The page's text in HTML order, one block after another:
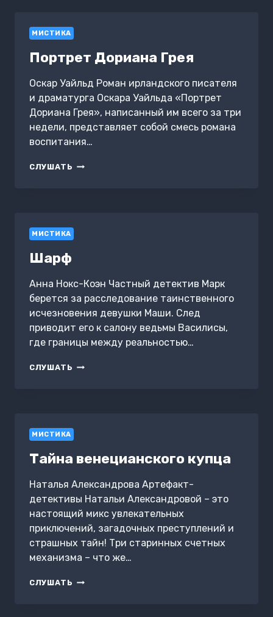
МИСТИКА
Портрет Дориана Грея
Оскар Уайльд Роман ирландского писателя
и драматурга Оскара Уайльда «Портрет
Дориана Грея», написанный им всего за три
недели, представляет собой смесь романа
воспитания…
СЛУШАТЬ ПОРТРЕТ
МИСТИКА
Шарф
Анна Нокс-Коэн Частный детектив Марк
берется за расследование таинственного
исчезновения девушки Маши. След
приводит его к салону ведьмы Василисы,
где границы между реальностью…
СЛУШАТЬ ШАРФ
МИСТИКА
Тайна венецианского купца
Наталья Александрова Артефакт-
детективы Натальи Александровой – это
настоящий микс увлекательных
приключений, загадочных преступлений и
страшных тайн! Три старинных счетных
механизма – что же…
СЛУШАТЬ ТАЙНА